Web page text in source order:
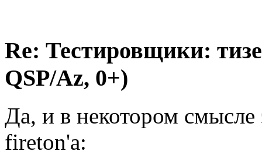
Re: Тестировщики:
QSP/Az, 0+)
Да, и в некотором
fireton'а: